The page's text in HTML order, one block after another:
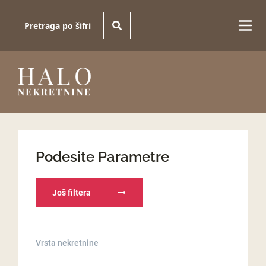
Podesite Parametre
Još filtera
Vrsta nekretnine